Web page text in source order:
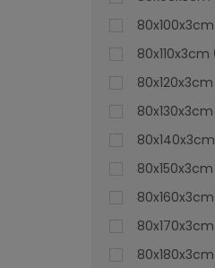
80x100x3cm
80x110x3cm
80x120x3cm
80x130x3cm
80x140x3cm
80x150x3cm
80x160x3cm
80x170x3cm
80x180x3cm